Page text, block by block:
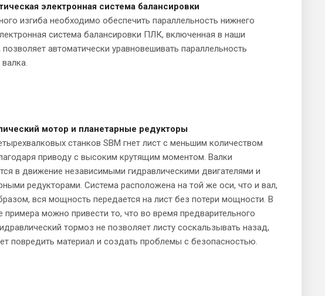
электронная система балансировки
изгиба необходимо обеспечить параллельность нижнего
система балансировки ПЛК, включенная в наши
автоматически уравновешивать параллельность
мотор и планетарные редукторы
станков SBM гнет лист с меньшим количеством
приводу с высоким крутящим моментом. Валки
в движение независимыми гидравлическими двигателями и
редукторами. Система расположена на той же оси, что и вал,
вся мощность передается на лист без потери мощности. В
примера можно привести то, что во время предварительного
тормоз не позволяет листу соскальзывать назад,
повредить материал и создать проблемы с безопасностью.